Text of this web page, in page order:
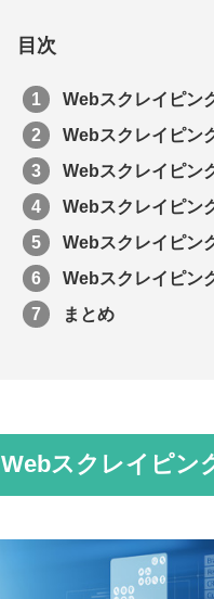
目次
Webスクレイピン
Webスクレイピン
Webスクレイピン
Webスクレイピン
Webスクレイピン
Webスクレイピン
まとめ
Webスクレイピン